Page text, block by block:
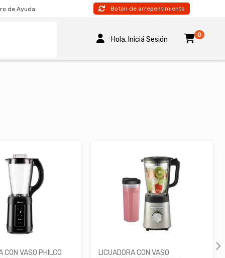
de Ayuda Botón de arrepentimiento
Hola, Iniciá Sesión
0
CON VASO PHILCO
LICUADORA CON VASO